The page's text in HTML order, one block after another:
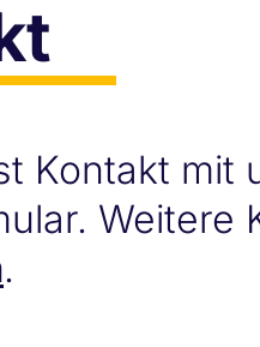
Kontakt mit
.